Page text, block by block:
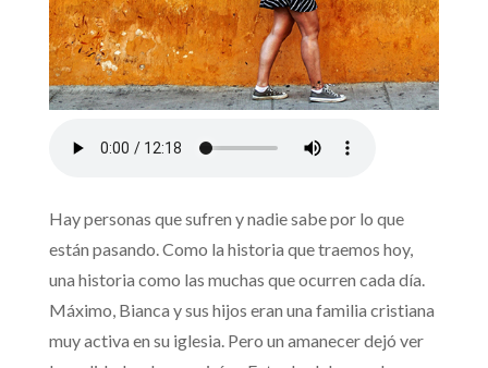
Hay personas que sufren y nadie sabe por lo que
están pasando. Como la historia que traemos hoy,
una historia como las muchas que ocurren cada día.
Máximo, Bianca y sus hijos eran una familia cristiana
muy activa en su iglesia. Pero un amanecer dejó ver